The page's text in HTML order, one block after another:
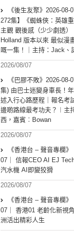
《後生友聚》2026-08-
272集】《蜘蛛俠：英雄
主觀 觀後感（少少劇透）
Holland 版本以來 最似漫
嘅一集！｜主持：Jack、
2026/08/07
《巴膠不敗》2026-08-
集) 由巴士迷變身車長！
述入行心路歷程｜報名考
邊啲路線最考功夫？︱主
西，嘉賓︰Bowan
2026/08/07
《香港台 – 聲音專欄
07｜ 信報CEO AI EJ
汽水機 AI即變狡猾
2026/08/07
《香港台 – 聲音專欄
07｜ 香港01 老齡化新視
洲活出精彩人生